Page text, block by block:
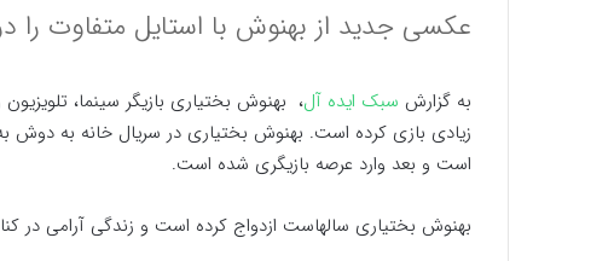
عکسی جدید از بهنوش با استایل متفاوت را
به گزارش سبک ایده آل، بهنوش بختیاری بازیگر سینما،
زیادی بازی کرده است. بهنوش بختیاری در سریال خانه به
است و بعد وارد عرصه بازیگری شده است.
بهنوش بختیاری سالهاست ازدواج کرده است و زندگی آرامی در